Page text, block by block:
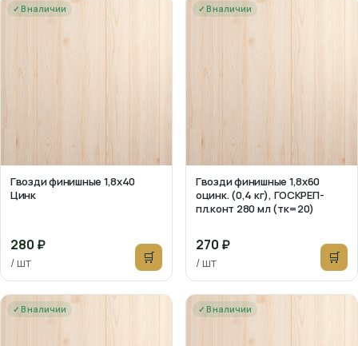
✓ В наличии
Гвозди финишные 1,8х40
Цинк
280 ₽
/ шт 🛒
✓ В наличии
Гвозди финишные 1,8х60
оцинк. (0,4 кг), ГОСКРЕП-
пл.конт 280 мл (тк=20)
270 ₽
/ шт 🛒
✓ В наличии ✓ В наличии